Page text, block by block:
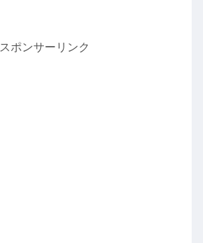
スポンサーリンク